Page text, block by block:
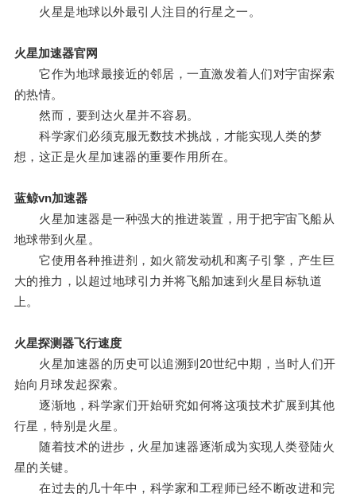
火星是地球以外最引人注目的行星之一。
火星加速器官网
它作为地球最接近的邻居，一直激发着人们对宇宙探索
的热情。
然而，要到达火星并不容易。
科学家们必须克服无数技术挑战，才能实现人类的梦
想，这正是火星加速器的重要作用所在。
蓝鲸vn加速器
火星加速器是一种强大的推进装置，用于把宇宙飞船从
地球带到火星。
它使用各种推进剂，如火箭发动机和离子引擎，产生巨
大的推力，以超过地球引力并将飞船加速到火星目标轨道
上。
火星探测器飞行速度
火星加速器的历史可以追溯到20世纪中期，当时人们开
始向月球发起探索。
逐渐地，科学家们开始研究如何将这项技术扩展到其他
行星，特别是火星。
随着技术的进步，火星加速器逐渐成为实现人类登陆火
星的关键。
在过去的几十年中，科学家和工程师已经不断改进和完